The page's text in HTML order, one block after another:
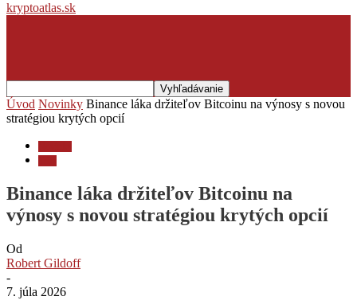
kryptoatlas.sk
Úvod Novinky Binance láka držiteľov Bitcoinu na výnosy s novou
stratégiou krytých opcií
Binance láka držiteľov Bitcoinu na
výnosy s novou stratégiou krytých opcií
Od
Robert Gildoff
-
7. júla 2026